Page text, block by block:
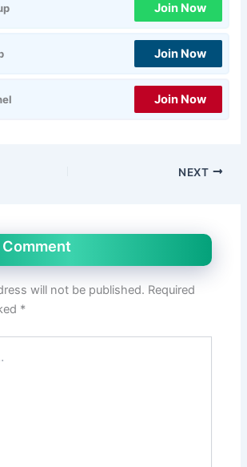
Join Now
Join Now
Join Now
NEXT
will not be published. Required
*